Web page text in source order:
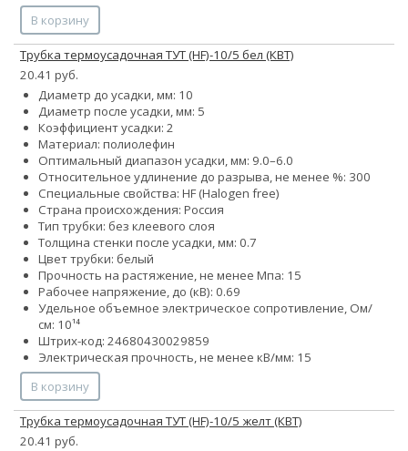
В корзину
Трубка термоусадочная ТУТ (HF)-10/5 бел (КВТ)
20.41 руб.
Диаметр до усадки, мм: 10
Диаметр после усадки, мм: 5
Коэффициент усадки: 2
Материал: полиолефин
Оптимальный диапазон усадки, мм: 9.0–6.0
Относительное удлинение до разрыва, не менее %: 300
Специальные свойства: HF (Halogen free)
Страна происхождения: Россия
Тип трубки: без клеевого слоя
Толщина стенки после усадки, мм: 0.7
Цвет трубки: белый
Прочность на растяжение, не менее Мпа: 15
Рабочее напряжение, до (кВ): 0.69
Удельное объемное электрическое сопротивление, Ом/
см: 10¹⁴
Штрих-код: 24680430029859
Электрическая прочность, не менее кВ/мм: 15
В корзину
Трубка термоусадочная ТУТ (HF)-10/5 желт (КВТ)
20.41 руб.